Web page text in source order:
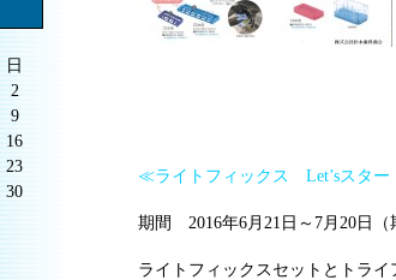
日
2
9
16
23
30
≪ライトフィックス Let’sスタ
期間 2016年6月21日～7月20日（
ライトフィックスセットとトラ